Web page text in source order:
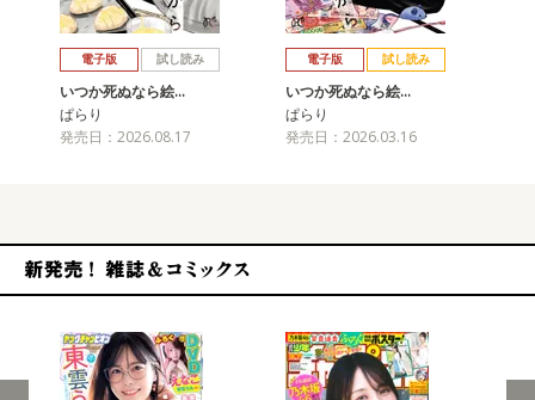
電子版 試し読み
いつか死ぬなら絵…
ぱらり
発売日：2026.08.17
電子版 試し読み
いつか死ぬなら絵…
ぱらり
発売日：2026.03.16